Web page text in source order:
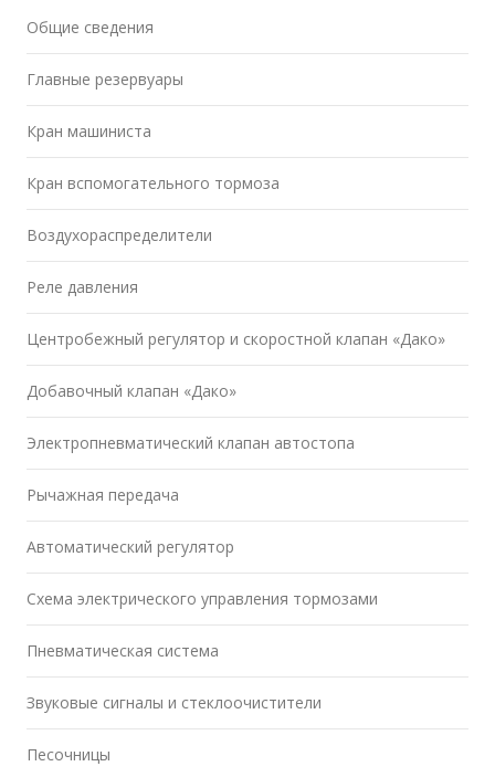
Общие сведения
Главные резервуары
Кран машиниста
Кран вспомогательного тормоза
Воздухораспределители
Реле давления
Центробежный регулятор и скоростной клапан «Дако»
Добавочный клапан «Дако»
Электропневматический клапан автостопа
Рычажная передача
Автоматический регулятор
Схема электрического управления тормозами
Пневматическая система
Звуковые сигналы и стеклоочистители
Песочницы